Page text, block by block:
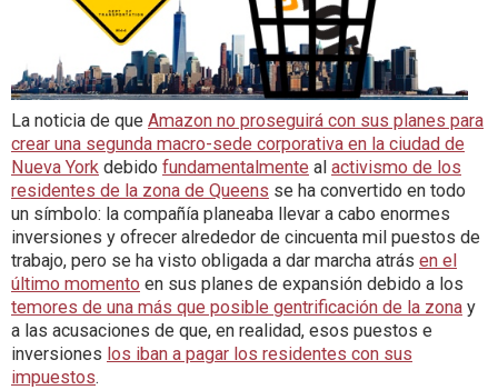
La noticia de que Amazon no proseguirá con sus planes para
crear una segunda macro-sede corporativa en la ciudad de
Nueva York debido fundamentalmente al activismo de los
residentes de la zona de Queens se ha convertido en todo
un símbolo: la compañía planeaba llevar a cabo enormes
inversiones y ofrecer alrededor de cincuenta mil puestos de
trabajo, pero se ha visto obligada a dar marcha atrás en el
último momento en sus planes de expansión debido a los
temores de una más que posible gentrificación de la zona y
a las acusaciones de que, en realidad, esos puestos e
inversiones los iban a pagar los residentes con sus
impuestos.